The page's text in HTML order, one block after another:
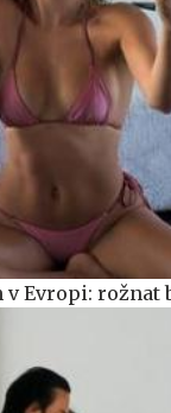
v Evropi: